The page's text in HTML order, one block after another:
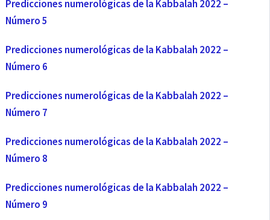
Predicciones numerológicas de la Kabbalah 2022 –
Número 5
Predicciones numerológicas de la Kabbalah 2022 –
Número 6
Predicciones numerológicas de la Kabbalah 2022 –
Número 7
Predicciones numerológicas de la Kabbalah 2022 –
Número 8
Predicciones numerológicas de la Kabbalah 2022 –
Número 9